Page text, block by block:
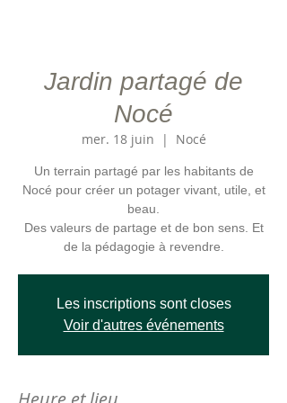
Jardin partagé de
Nocé
mer. 18 juin
  |
Nocé
Un terrain partagé par les habitants de
Nocé pour créer un potager vivant, utile, et
beau.
Des valeurs de partage et de bon sens. Et
Les inscriptions sont closes
Voir d'autres événements